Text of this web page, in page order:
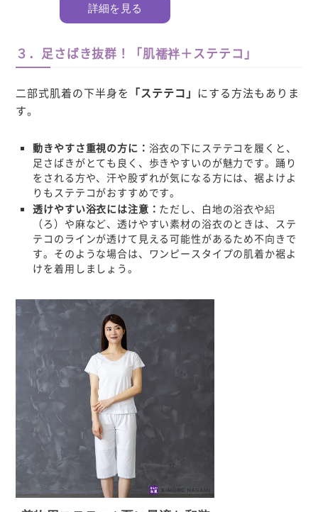
３．足さばき抜群！「肌襦袢＋ステテコ」
二部式肌着の下半身を 「ステテコ 」 にする方法もありま
す。
動きやすさ重視の方に ： 浴衣の下にステテコを履くと、
足さばきがとても良く、歩きやすいのが魅力です。踊り
をされる方や、汗や股ずれが気になる方には、裾よけよ
りもステテコがおすすめです。
透けやすい浴衣には注意 ： ただし、白地の浴衣や絽
（ろ）や麻など、透けやすい素材の浴衣のときは、ステ
テコのラインが透けて見える可能性があるため不向きで
す。そのような場合は、ワンピースタイプの肌着か裾よ
けを着用しましょう。